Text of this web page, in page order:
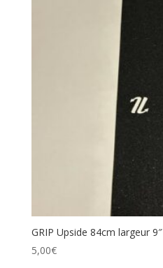
GRIP Upside 84cm largeur 9″
5,00€